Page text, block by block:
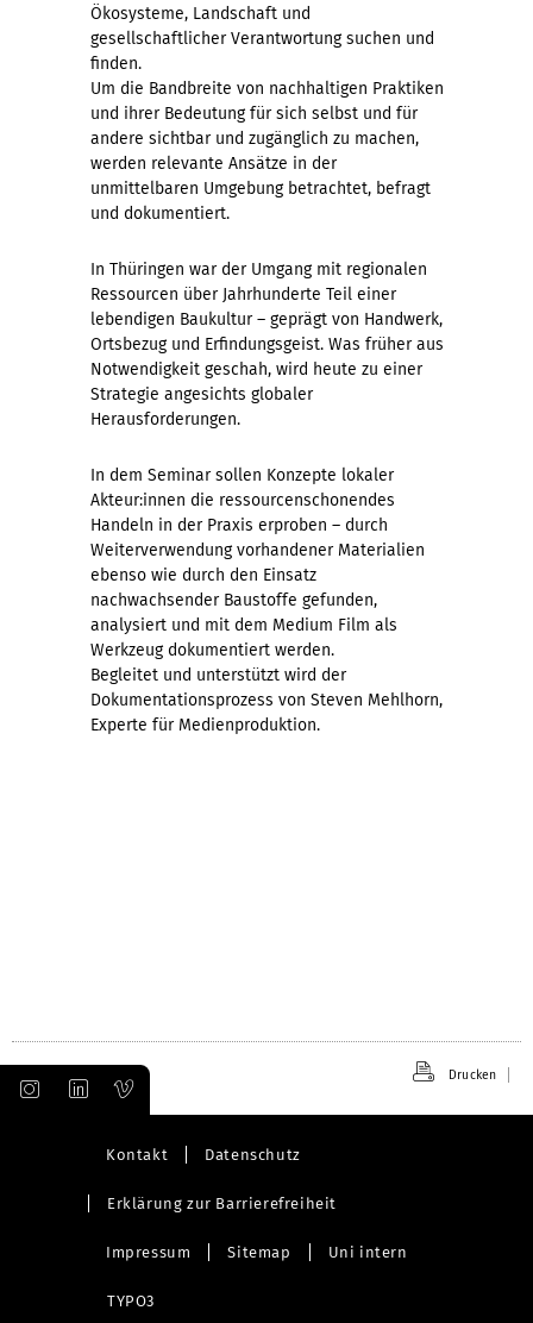
Ökosysteme, Landschaft und
gesellschaftlicher Verantwortung suchen und
finden.
Um die Bandbreite von nachhaltigen Praktiken
und ihrer Bedeutung für sich selbst und für
andere sichtbar und zugänglich zu machen,
werden relevante Ansätze in der
unmittelbaren Umgebung betrachtet, befragt
und dokumentiert.
In Thüringen war der Umgang mit regionalen
Ressourcen über Jahrhunderte Teil einer
lebendigen Baukultur – geprägt von Handwerk,
Ortsbezug und Erfindungsgeist. Was früher aus
Notwendigkeit geschah, wird heute zu einer
Strategie angesichts globaler
Herausforderungen.
In dem Seminar sollen Konzepte lokaler
Akteur:innen die ressourcenschonendes
Handeln in der Praxis erproben – durch
Weiterverwendung vorhandener Materialien
ebenso wie durch den Einsatz
nachwachsender Baustoffe gefunden,
analysiert und mit dem Medium Film als
Werkzeug dokumentiert werden.
Begleitet und unterstützt wird der
Dokumentationsprozess von Steven Mehlhorn,
Experte für Medienproduktion.
Drucken
Kontakt Datenschutz
Erklärung zur Barrierefreiheit
Impressum Sitemap Uni intern
TYPO3